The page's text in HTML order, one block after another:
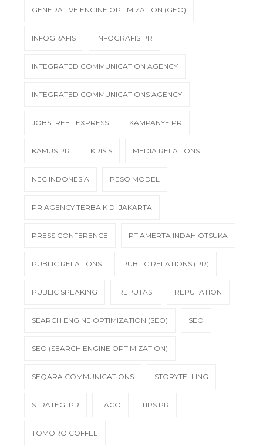
GENERATIVE ENGINE OPTIMIZATION (GEO)
INFOGRAFIS INFOGRAFIS PR
INTEGRATED COMMUNICATION AGENCY
INTEGRATED COMMUNICATIONS AGENCY
JOBSTREET EXPRESS KAMPANYE PR
KAMUS PR KRISIS MEDIA RELATIONS
NEC INDONESIA PESO MODEL
PR AGENCY TERBAIK DI JAKARTA
PRESS CONFERENCE PT AMERTA INDAH OTSUKA
PUBLIC RELATIONS PUBLIC RELATIONS (PR)
PUBLIC SPEAKING REPUTASI REPUTATION
SEARCH ENGINE OPTIMIZATION (SEO) SEO
SEO (SEARCH ENGINE OPTIMIZATION)
SEQARA COMMUNICATIONS STORYTELLING
STRATEGI PR TACO TIPS PR
TOMORO COFFEE